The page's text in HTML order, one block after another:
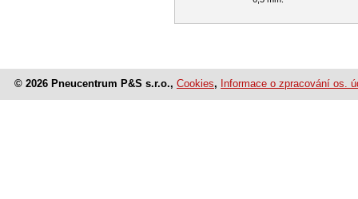
© 2026 Pneucentrum P&S s.r.o., Cookies, Informace o zpracování os.